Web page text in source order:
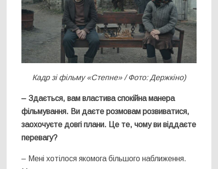
Кадр зі фільму «Степне» / Фото: Держкіно)
– Здається, вам властива спокійна манера
фільмування. Ви даєте розмовам розвиватися,
заохочуєте довгі плани. Це те, чому ви віддаєте
перевагу?
– Мені хотілося якомога більшого наближення.